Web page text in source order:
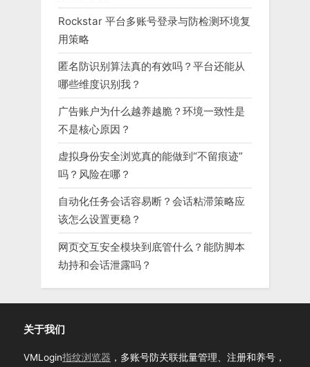
Rockstar 平台多账号登录与防检测环境复
用策略
匿名防识别算法真的有效吗？平台还能从
哪些维度识别我？
广告账户为什么越养越脆？环境一致性是
不是核心原因？
虚拟身份安全浏览真的能做到“不留痕迹”
吗？风险在哪？
自动化任务会话容易断？会话粘滞策略应
该怎么设置更稳？
网页交互安全模块到底管什么？能防脚本
劫持和会话泄露吗？
关于我们
VMLogin指纹浏览器 ，多账号防关联批量管理、注册和养号，